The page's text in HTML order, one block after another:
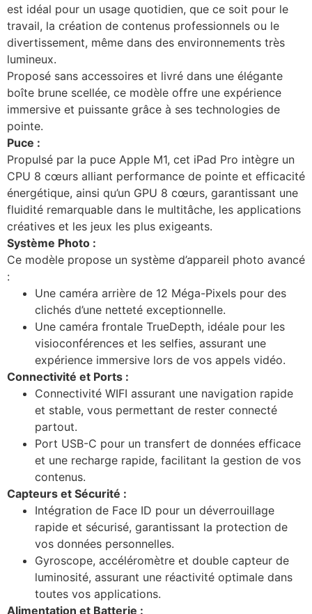
est idéal pour un usage quotidien, que ce soit pour le
travail, la création de contenus professionnels ou le
divertissement, même dans des environnements très
lumineux.
Proposé sans accessoires et livré dans une élégante
boîte brune scellée, ce modèle offre une expérience
immersive et puissante grâce à ses technologies de
pointe.
Puce :
Propulsé par la puce Apple M1, cet iPad Pro intègre un
CPU 8 cœurs alliant performance de pointe et efficacité
énergétique, ainsi qu’un GPU 8 cœurs, garantissant une
fluidité remarquable dans le multitâche, les applications
créatives et les jeux les plus exigeants.
Système Photo :
Ce modèle propose un système d’appareil photo avancé
:
Une caméra arrière de 12 Méga-Pixels pour des
clichés d’une netteté exceptionnelle.
Une caméra frontale TrueDepth, idéale pour les
visioconférences et les selfies, assurant une
expérience immersive lors de vos appels vidéo.
Connectivité et Ports :
Connectivité WIFI assurant une navigation rapide
et stable, vous permettant de rester connecté
partout.
Port USB-C pour un transfert de données efficace
et une recharge rapide, facilitant la gestion de vos
contenus.
Capteurs et Sécurité :
Intégration de Face ID pour un déverrouillage
rapide et sécurisé, garantissant la protection de
vos données personnelles.
Gyroscope, accéléromètre et double capteur de
luminosité, assurant une réactivité optimale dans
toutes vos applications.
Alimentation et Batterie :